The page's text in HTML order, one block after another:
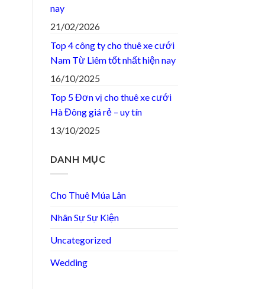
nay
21/02/2026
Top 4 công ty cho thuê xe cưới
Nam Từ Liêm tốt nhất hiện nay
16/10/2025
Top 5 Đơn vị cho thuê xe cưới
Hà Đông giá rẻ – uy tín
13/10/2025
DANH MỤC
Cho Thuê Múa Lân
Nhân Sự Sự Kiện
Uncategorized
Wedding